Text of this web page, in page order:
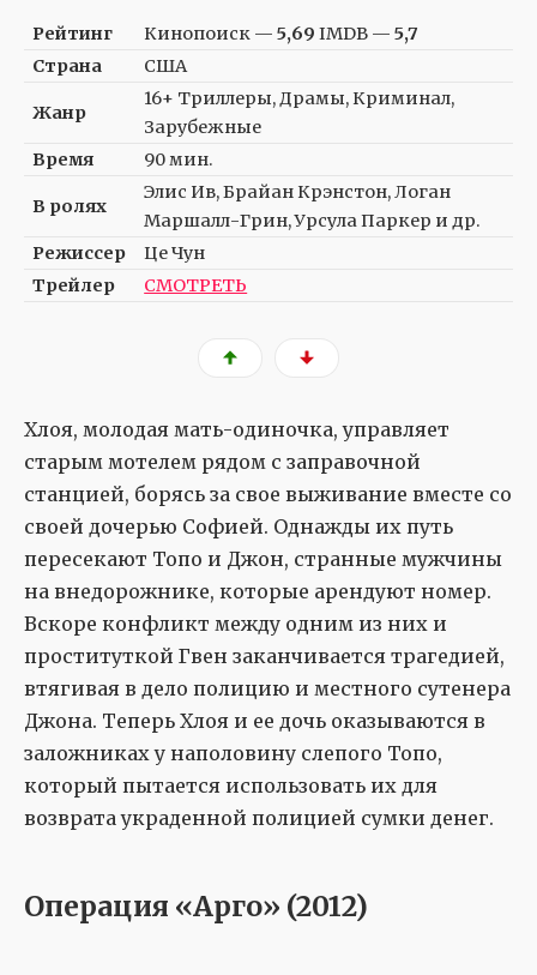
Рейтинг Кинопоиск —5,69 IMDB —5,7
Страна
США
Жанр
16+ Триллеры, Драмы, Криминал,
Зарубежные
Время
90 мин.
В ролях
Элис Ив, Брайан Крэнстон, Логан
Маршалл-Грин, Урсула Паркер и др.
Режиссер
Це Чун
Трейлер
СМОТРЕТЬ
Хлоя, молодая мать-одиночка, управляет
старым мотелем рядом с заправочной
станцией, борясь за свое выживание вместе со
своей дочерью Софией. Однажды их путь
пересекают Топо и Джон, странные мужчины
на внедорожнике, которые арендуют номер.
Вскоре конфликт между одним из них и
проституткой Гвен заканчивается трагедией,
втягивая в дело полицию и местного сутенера
Джона. Теперь Хлоя и ее дочь оказываются в
заложниках у наполовину слепого Топо,
который пытается использовать их для
возврата украденной полицией сумки денег.
Операция «Арго» (2012)